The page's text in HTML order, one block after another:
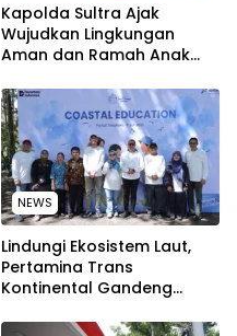
Kapolda Sultra Ajak
Wujudkan Lingkungan
Aman dan Ramah Anak
Nasional 2026
NEWS
Lindungi Ekosistem Laut,
Pertamina Trans
Kontinental Gandeng
Kebersihan Pantai di